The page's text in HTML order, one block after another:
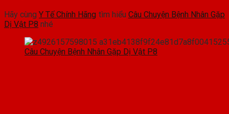
Hãy cùngY Tế Chính Hãng tìm hiểu Câu Chuyện Bệnh Nhân Gặp
Dị Vật P8 nhé
Câu Chuyện Bệnh Nhân Gặp Dị Vật P8